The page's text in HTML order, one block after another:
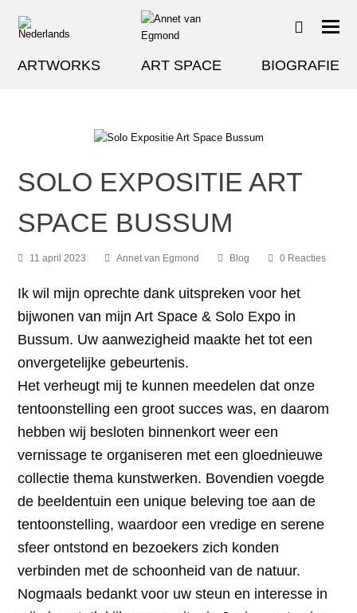
ARTWORKS ART SPACE BIOGRAFIE
SOLO EXPOSITIE ART
SPACE BUSSUM
11 april 2023 Annet van Egmond Blog 0 Reacties
Ik wil mijn oprechte dank uitspreken voor het
bijwonen van mijn Art Space & Solo Expo in
Bussum. Uw aanwezigheid maakte het tot een
onvergetelijke gebeurtenis.
Het verheugt mij te kunnen meedelen dat onze
tentoonstelling een groot succes was, en daarom
hebben wij besloten binnenkort weer een
vernissage te organiseren met een gloednieuwe
collectie thema kunstwerken. Bovendien voegde
de beeldentuin een unique beleving toe aan de
tentoonstelling, waardoor een vredige en serene
sfeer ontstond en bezoekers zich konden
verbinden met de schoonheid van de natuur.
Nogmaals bedankt voor uw steun en interesse in